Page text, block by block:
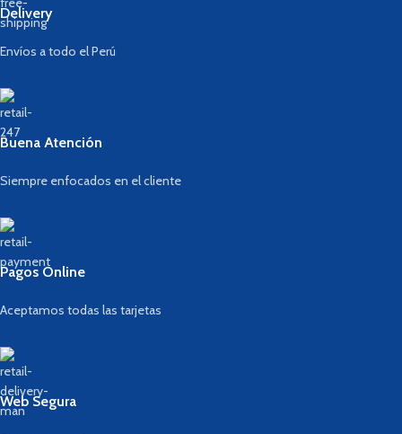
Delivery
Envíos a todo el Perú
Buena Atención
Siempre enfocados en el cliente
Pagos Online
Aceptamos todas las tarjetas
Web Segura